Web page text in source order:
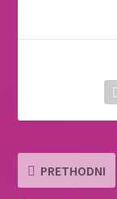
PRETHODNI